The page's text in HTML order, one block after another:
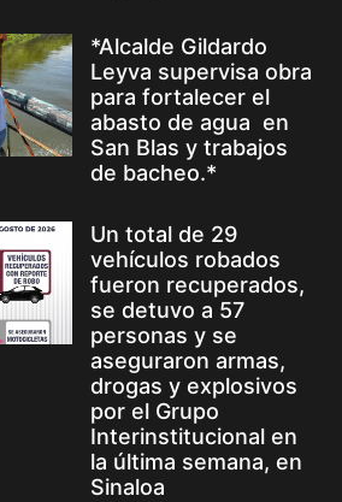
*Alcalde Gildardo
Leyva supervisa obra
para fortalecer el
abasto de agua en
San Blas y trabajos
de bacheo.*
Un total de 29
vehículos robados
fueron recuperados,
se detuvo a 57
personas y se
aseguraron armas,
drogas y explosivos
por el Grupo
Interinstitucional en
la última semana, en
Sinaloa